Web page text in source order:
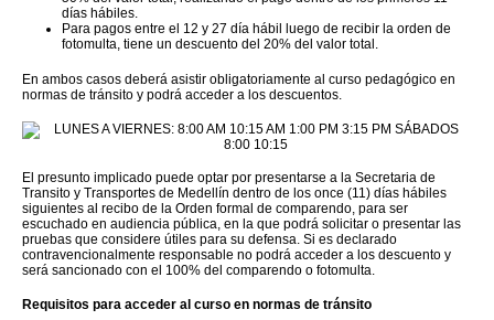
días hábiles.
Para pagos entre el 12 y 27 día hábil luego de recibir la orden de
fotomulta, tiene un descuento del 20% del valor total.
En ambos casos deberá asistir obligatoriamente al curso pedagógico en
normas de tránsito y podrá acceder a los descuentos.
El presunto implicado puede optar por presentarse a la Secretaria de
Transito y Transportes de Medellín dentro de los once (11) días hábiles
siguientes al recibo de la Orden formal de comparendo, para ser
escuchado en audiencia pública, en la que podrá solicitar o presentar las
pruebas que considere útiles para su defensa. Si es declarado
contravencionalmente responsable no podrá acceder a los descuento y
será sancionado con el 100% del comparendo o fotomulta.
Requisitos para acceder al curso en normas de tránsito